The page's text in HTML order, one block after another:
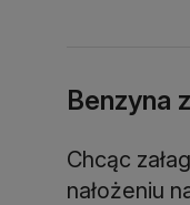
Benzyna
Chcąc
nałożeniu